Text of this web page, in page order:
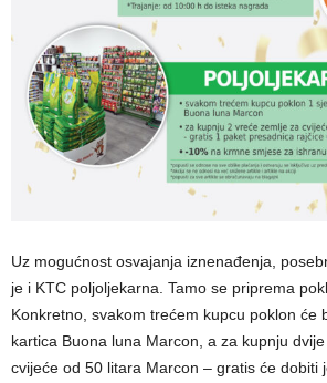
Uz mogućnost osvajanja iznenađenja,
je i KTC poljoljekarna. Tamo se priprema
Konkretno, svakom trećem kupcu poklon će
kartica Buona luna Marcon, a za kupnju
cvijeće od 50 litara Marcon – gratis će dobiti